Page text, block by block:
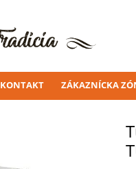
KONTAKT ZÁKAZNÍCKA